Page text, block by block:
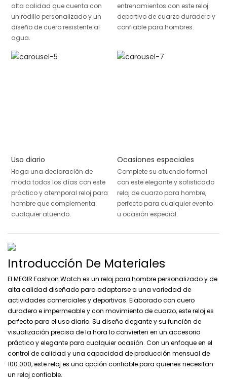
alta calidad que cuenta con
un rodillo personalizado y un
diseño de cuero resistente al
agua.
entrenamientos con este reloj
deportivo de cuarzo duradero y
confiable para hombres.
Uso diario
Haga una declaración de
moda todos los días con este
práctico y atemporal reloj para
hombre que complementa
cualquier atuendo.
Ocasiones especiales
Complete su atuendo formal
con este elegante y sofisticado
reloj de cuarzo para hombre,
perfecto para cualquier evento
u ocasión especial.
Introducción De Materiales
El MEGIR Fashion Watch es un reloj para hombre personalizado y de
alta calidad diseñado para adaptarse a una variedad de
actividades comerciales y deportivas. Elaborado con cuero
duradero e impermeable y con movimiento de cuarzo, este reloj es
perfecto para el uso diario. Su diseño elegante y su función de
visualización precisa de la hora lo convierten en un accesorio
práctico y elegante para cualquier ocasión. Con un enfoque en el
control de calidad y una capacidad de producción mensual de
100.000, este reloj es una opción confiable para quienes necesitan
un reloj confiable.